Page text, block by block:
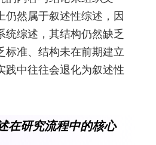
仍然属于叙述性综述，因
统综述，其结构仍然缺乏
标准、结构未在前期建立
践中往往会退化为叙述性
在研究流程中的核心